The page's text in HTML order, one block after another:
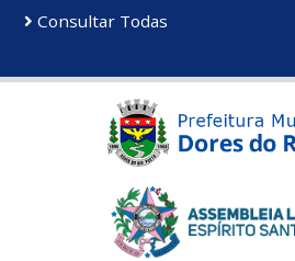
Consultar Todas